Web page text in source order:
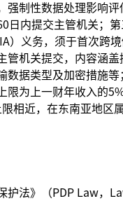
强制性数据处理影响评
日内提交主管机关；
）义务，须于首次跨
管机关提交，内容涵
数据类型及加密措施
限为上一财年收入的
相近，在东南亚地区
护法》（PDP Law，